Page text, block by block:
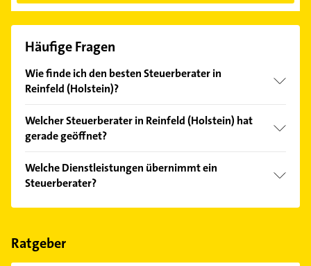
Häufige Fragen
Wie finde ich den besten Steuerberater in
Reinfeld (Holstein)?
Vergleichen Sie alle Anbieter anhand echter
Kundenmeinungen und profitieren Sie von den
Empfehlungen. Die Suchergebnisse können Sie sich
Welcher Steuerberater in Reinfeld (Holstein) hat
gerade geöffnet?
Bitte beachten Sie, dass diese an Sonn- und
Feiertagen abweichen können.
Welche Dienstleistungen übernimmt ein
Steuerberater?
Folgende Leistungen werden angeboten:
Körperschaftsteuer, Lohnsteuer und Umsatzsteuer.
Ratgeber